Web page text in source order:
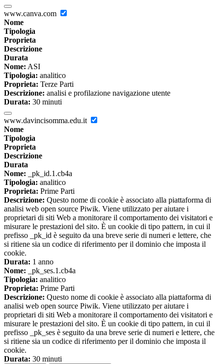
www.canva.com
Nome
Tipologia
Proprieta
Descrizione
Durata
Nome: ASI
Tipologia: analitico
Proprieta: Terze Parti
Descrizione: analisi e profilazione navigazione utente
Durata: 30 minuti
www.davincisomma.edu.it
Nome
Tipologia
Proprieta
Descrizione
Durata
Nome: _pk_id.1.cb4a
Tipologia: analitico
Proprieta: Prime Parti
Descrizione: Questo nome di cookie è associato alla piattaforma di
analisi web open source Piwik. Viene utilizzato per aiutare i
proprietari di siti Web a monitorare il comportamento dei visitatori e
misurare le prestazioni del sito. È un cookie di tipo pattern, in cui il
prefisso _pk_id è seguito da una breve serie di numeri e lettere, che
si ritiene sia un codice di riferimento per il dominio che imposta il
cookie.
Durata: 1 anno
Nome: _pk_ses.1.cb4a
Tipologia: analitico
Proprieta: Prime Parti
Descrizione: Questo nome di cookie è associato alla piattaforma di
analisi web open source Piwik. Viene utilizzato per aiutare i
proprietari di siti Web a monitorare il comportamento dei visitatori e
misurare le prestazioni del sito. È un cookie di tipo pattern, in cui il
prefisso _pk_ses è seguito da una breve serie di numeri e lettere, che
si ritiene sia un codice di riferimento per il dominio che imposta il
cookie.
Durata: 30 minuti